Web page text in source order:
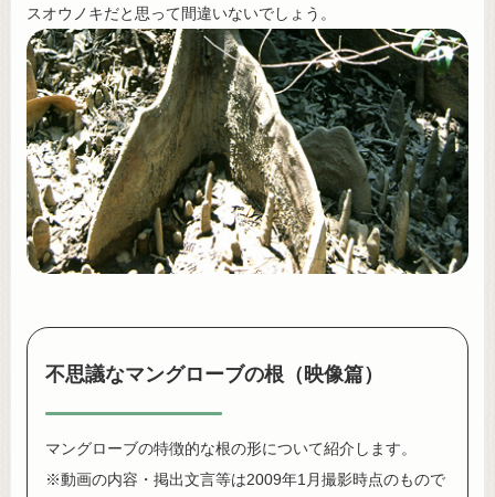
スオウノキだと思って間違いないでしょう。
不思議なマングローブの根（映像篇）
マングローブの特徴的な根の形について紹介します。
※動画の内容・掲出文言等は2009年1月撮影時点のもので